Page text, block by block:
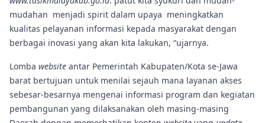
mudahan menjadi spirit dalam upaya meningkatkan
kualitas pelayanan informasi kepada masyarakat dengan
berbagai inovasi yang akan kita lakukan, “ujarnya.
Lomba website antar Pemerintah Kabupaten/Kota se-Jawa
barat bertujuan untuk menilai sejauh mana layanan akses
sebesar-besarnya mengenai informasi program dan kegiatan
pembangunan yang dilaksanakan oleh masing-masing